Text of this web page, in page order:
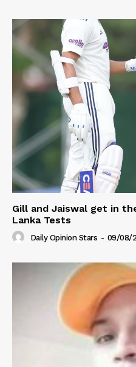
Gill and Jaiswal get in
Lanka Tests
Daily Opinion Stars - 09/08/